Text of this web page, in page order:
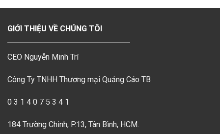
GIỚI THIỆU VỀ CHÚNG TÔI
CEO Nguyễn Minh Trí
Công Ty TNHH Thương mại Quảng Cáo TB
0 3 1 4 0 7 5 3 4 1
184 Trường Chinh, P.13, Tân Bình, HCM.